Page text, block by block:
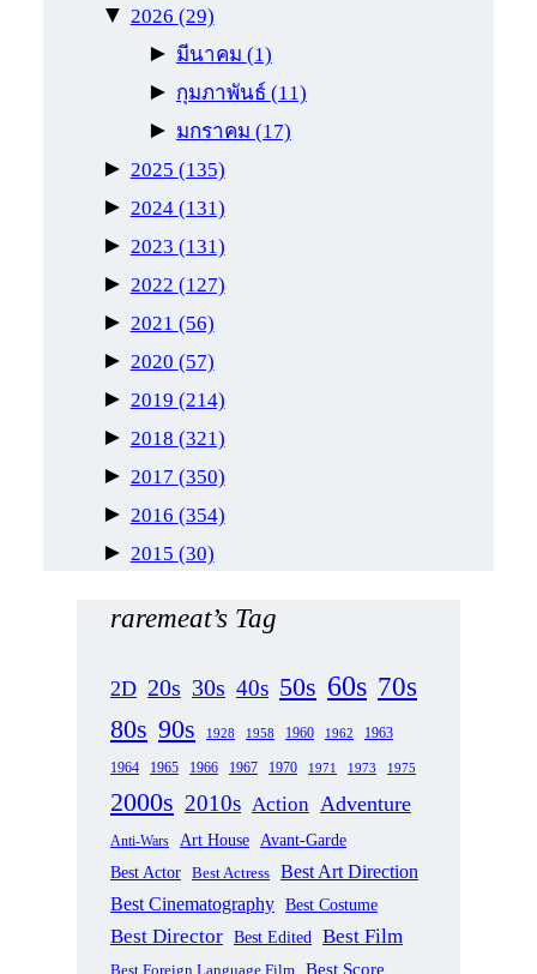
▼ 2026 (29)
► มีนาคม (1)
► กุมภาพันธ์ (11)
► มกราคม (17)
► 2025 (135)
► 2024 (131)
► 2023 (131)
► 2022 (127)
► 2021 (56)
► 2020 (57)
► 2019 (214)
► 2018 (321)
► 2017 (350)
► 2016 (354)
► 2015 (30)
raremeat’s Tag
2D 20s 30s 40s 50s 60s 70s
80s 90s 1928 1958 1960 1962 1963
1964 1965 1966 1967 1970 1971 1973 1975
2000s 2010s Action Adventure
Anti-Wars Art House
Avant-Garde
Best Actor Best Actress Best Art Direction
Best Cinematography Best Costume
Best Director Best Edited Best Film
Best Foreign Language Film Best Score